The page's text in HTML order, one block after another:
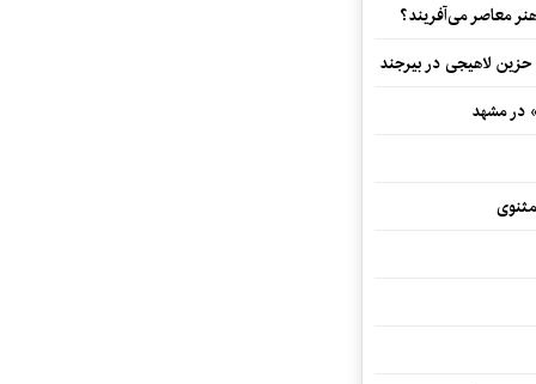
معاصر می‌آفریند؟
لاهیجی در بیرجند
در مشهد